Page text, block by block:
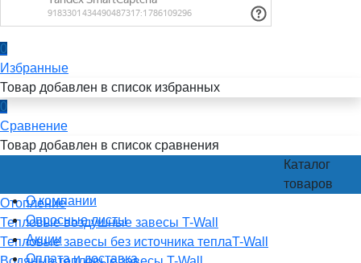
0
Избранные
Товар добавлен в список избранных
0
Сравнение
Товар добавлен в список сравнения
О компании
Опросные листы
Акции
Оплата и доставка
Каталог
товаров
Отопление
Тепловые воздушные завесы T-Wall
Тепловые завесы без источника теплаT-Wall